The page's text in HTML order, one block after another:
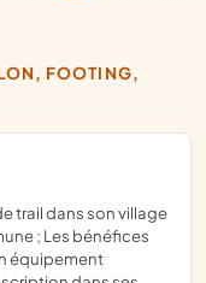
; Les bénéfices
équipement